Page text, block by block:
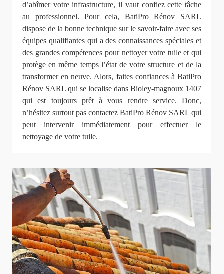
d’abîmer votre infrastructure, il vaut confiez cette tâche
au professionnel. Pour cela, BatiPro Rénov SARL
dispose de la bonne technique sur le savoir-faire avec ses
équipes qualifiantes qui a des connaissances spéciales et
des grandes compétences pour nettoyer votre tuile et qui
protège en même temps l’état de votre structure et de la
transformer en neuve. Alors, faites confiances à BatiPro
Rénov SARL qui se localise dans Bioley-magnoux 1407
qui est toujours prêt à vous rendre service. Donc,
n’hésitez surtout pas contactez BatiPro Rénov SARL qui
peut intervenir immédiatement pour effectuer le
nettoyage de votre tuile.